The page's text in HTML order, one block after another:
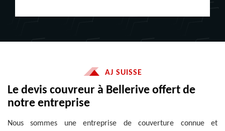
AJ SUISSE
Le devis couvreur à Bellerive offert de
notre entreprise
Nous sommes une entreprise de couverture connue et